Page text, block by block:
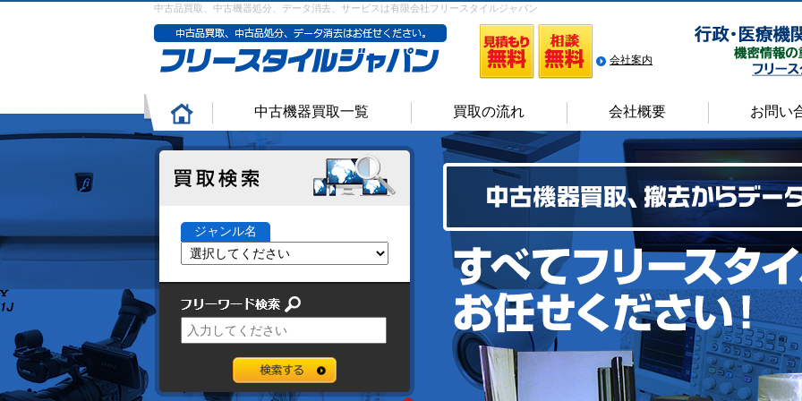
中古品買取、中古機器処分、データ消去、サービスは有限会社フリースタイルジャパン
会社案内
中古機器買取一覧 買取の流れ 会社概要 お問い
ジャンル名